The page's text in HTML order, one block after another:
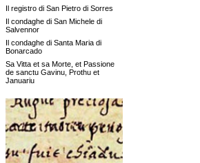
Il registro di San Pietro di Sorres
Il condaghe di San Michele di
Salvennor
Il condaghe di Santa Maria di
Bonarcado
Sa Vitta et sa Morte, et Passione
de sanctu Gavinu, Prothu et
Januariu